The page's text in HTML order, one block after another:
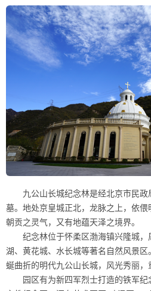
九公山长城纪念林是经北京市民
墓。地处京皇城正北，龙脉之上，依
朝贡之灵气，又有地蕴天泽之境界。
纪念林位于怀柔区渤海镇兴隆城
湖、黄花城、水长城等著名自然风景
蜒曲折的明代九公山长城，风光秀丽，
园区有为新四军烈士打造的铁军